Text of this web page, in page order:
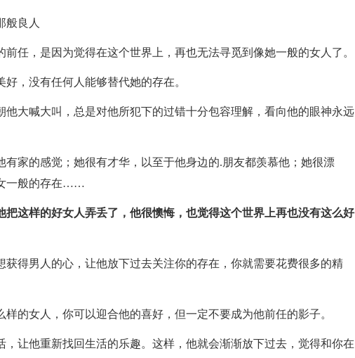
般良人
任，是因为觉得在这个世界上，再也无法寻觅到像她一般的女人了。
，没有任何人能够替代她的存在。
他大喊大叫，总是对他所犯下的过错十分包容理解，看向他的眼神永远
有家的感觉；她很有才华，以至于他身边的.朋友都羡慕他；她很漂
一般的存在……
把这样的好女人弄丢了，他很懊悔，也觉得这个世界上再也没有这么好
获得男人的心，让他放下过去关注你的存在，你就需要花费很多的精
的女人，你可以迎合他的喜好，但一定不要成为他前任的影子。
，让他重新找回生活的乐趣。这样，他就会渐渐放下过去，觉得和你在